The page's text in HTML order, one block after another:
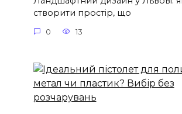
створити простір, що
0 13